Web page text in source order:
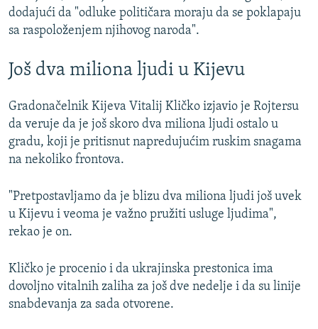
dodajući da "odluke političara moraju da se poklapaju
sa raspoloženjem njihovog naroda".
Još dva miliona ljudi u Kijevu
Gradonačelnik Kijeva Vitalij Kličko izjavio je Rojtersu
da veruje da je još skoro dva miliona ljudi ostalo u
gradu, koji je pritisnut napredujućim ruskim snagama
na nekoliko frontova.
"Pretpostavljamo da je blizu dva miliona ljudi još uvek
u Kijevu i veoma je važno pružiti usluge ljudima",
rekao je on.
Kličko je procenio i da ukrajinska prestonica ima
dovoljno vitalnih zaliha za još dve nedelje i da su linije
snabdevanja za sada otvorene.